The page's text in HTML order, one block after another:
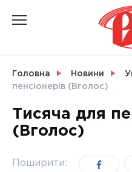
УКРАЇНА
Головна Новини
пенсіонерів (Вголос)
Тисяча для
(Вголос)
Поширити: